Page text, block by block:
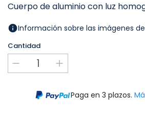
Cuerpo de aluminio con luz
Información sobre las imágenes
Cantidad
Paga en 3 plazos.